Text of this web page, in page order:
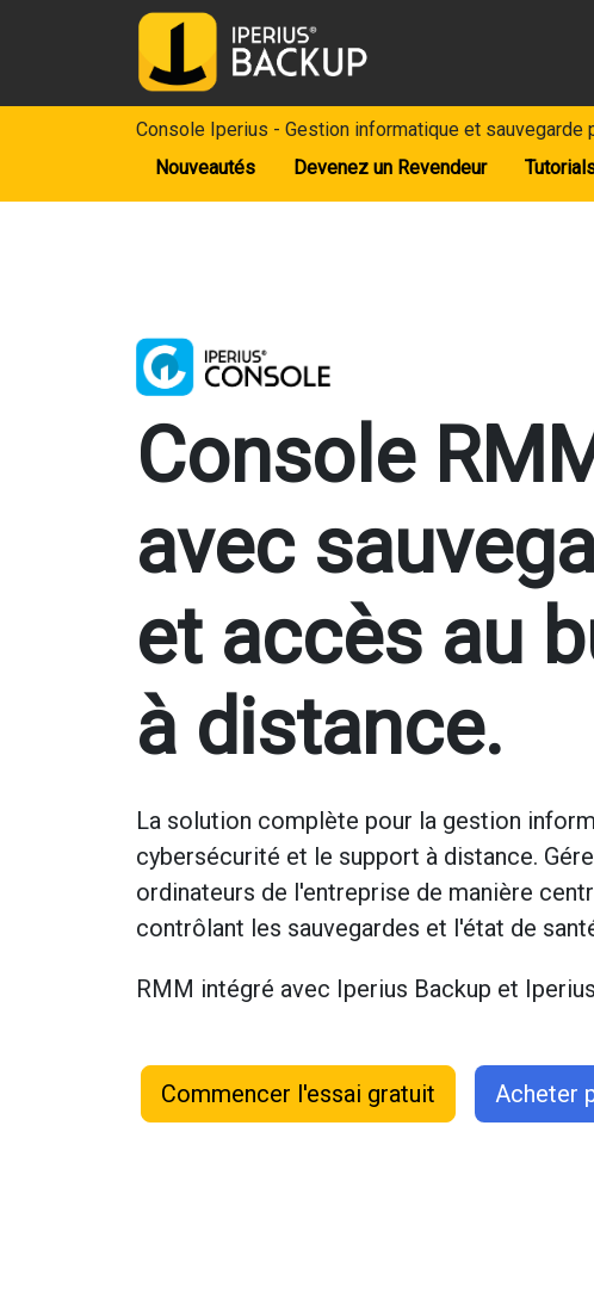
Console Iperius - Gestion informatique et sauvegarde
Nouveautés
Devenez un Revendeur
Console
avec
et accès au
à distance.
La solution complète pour la gestion
cybersécurité et le support à distance.
ordinateurs de l'entreprise de manière
contrôlant les sauvegardes et l'état de
RMM intégré avec Iperius Backup et
Commencer l'essai gratuit Acheter